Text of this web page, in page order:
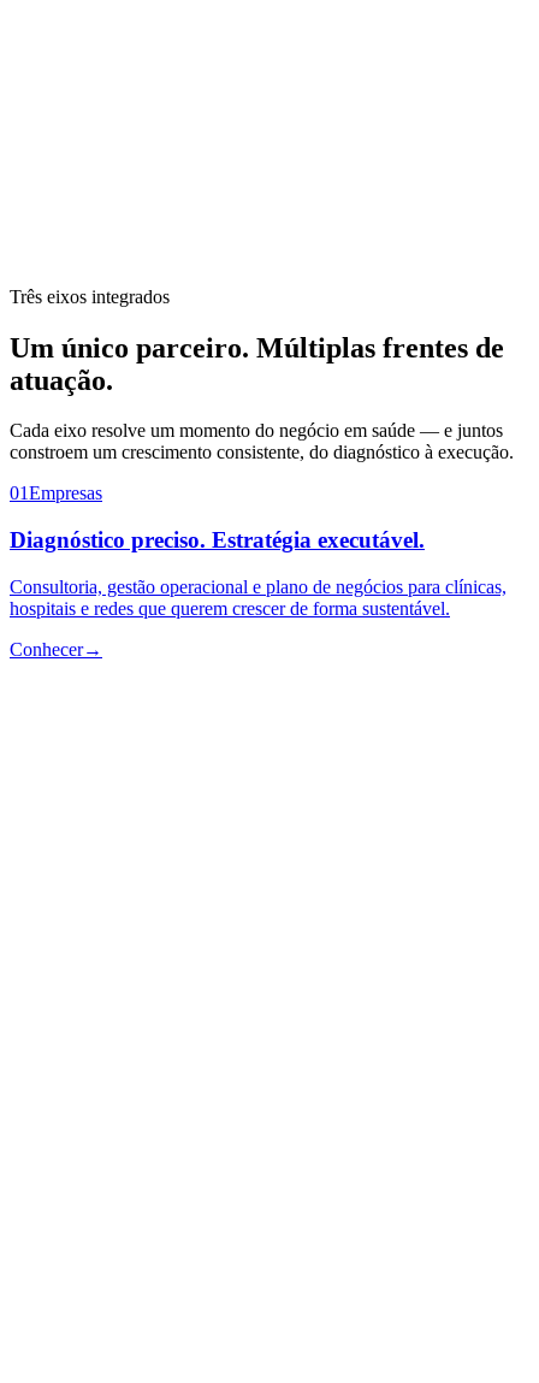
Três eixos integrados
Um único parceiro. Múltiplas frentes de
atuação.
Cada eixo resolve um momento do negócio em saúde — e juntos
constroem um crescimento consistente, do diagnóstico à execução.
01Empresas
Diagnóstico preciso. Estratégia executável.
Consultoria, gestão operacional e plano de negócios para clínicas,
hospitais e redes que querem crescer de forma sustentável.
Conhecer→